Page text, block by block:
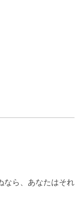
なら、あなたはそれ